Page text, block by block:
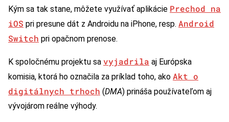
Kým sa tak stane, môžete využívať aplikácie Prechod na
iOS pri presune dát z Androidu na iPhone, resp. Android
Switch pri opačnom prenose.
K spoločnému projektu sa vyjadrila aj Európska
komisia, ktorá ho označila za príklad toho, ako Akt o
digitálnych trhoch (DMA) prináša používateľom aj
vývojárom reálne výhody.